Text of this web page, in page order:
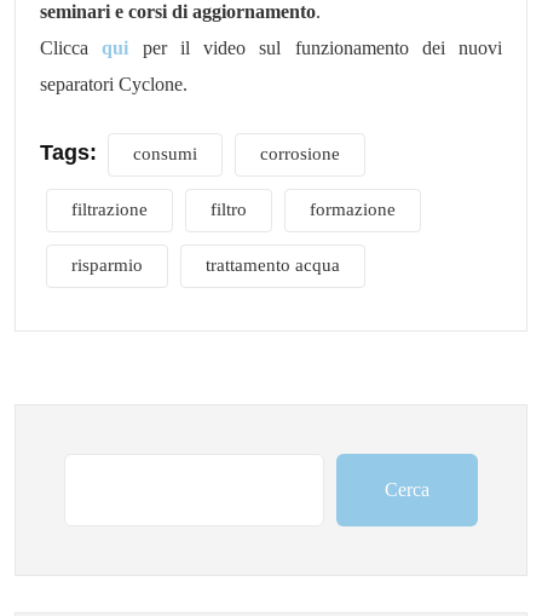
seminari e corsi di aggiornamento.
Cliccaqui per il video sul funzionamento dei nuovi
separatori Cyclone.
Tags: consumi corrosione
filtrazione filtro formazione
risparmio trattamento acqua
Cerca